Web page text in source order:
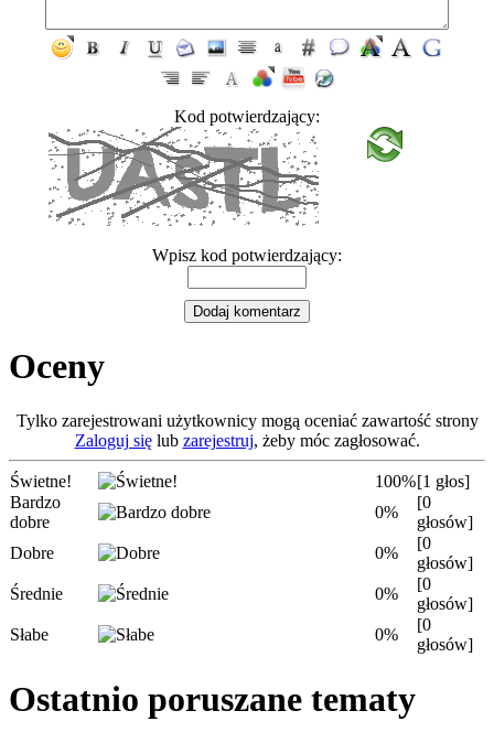
Kod potwierdzający:
Wpisz kod potwierdzający:
Oceny
Tylko zarejestrowani użytkownicy mogą oceniać zawartość strony
Zaloguj sięlub zarejestruj, żeby móc zagłosować.
Świetne! 100%[1 głos]
Bardzo
dobre
0%
[0
głosów]
Dobre
0%
[0
głosów]
Średnie
0%
[0
głosów]
Słabe
0%
[0
głosów]
Ostatnio poruszane tematy